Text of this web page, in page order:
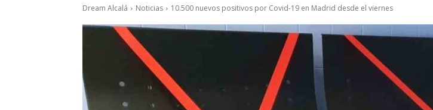
Dream Alcalá Noticias 10.500 nuevos positivos por Covid-19 en Madrid desde el viernes